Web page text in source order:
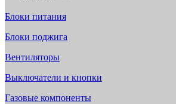
Блоки питания
Блоки поджига
Вентиляторы
Выключатели и кнопки
Газовые компоненты